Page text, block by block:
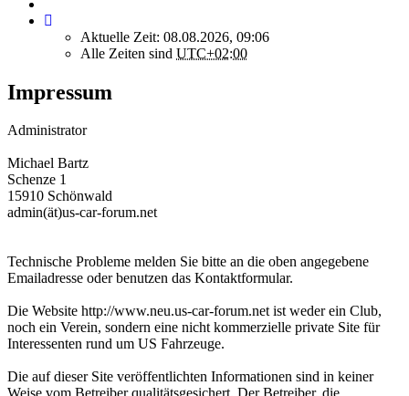
Aktuelle Zeit: 08.08.2026, 09:06
Alle Zeiten sind UTC+02:00
Impressum
Administrator
Michael Bartz
Schenze 1
15910 Schönwald
admin(ät)us-car-forum.net
Technische Probleme melden Sie bitte an die oben angegebene
Emailadresse oder benutzen das Kontaktformular.
Die Website http://www.neu.us-car-forum.net ist weder ein Club,
noch ein Verein, sondern eine nicht kommerzielle private Site für
Interessenten rund um US Fahrzeuge.
Die auf dieser Site veröffentlichten Informationen sind in keiner